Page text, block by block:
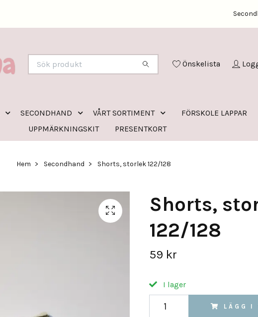
Önskelista
SECONDHAND VÅRT SORTIMENT FÖRSKOLE LAPPAR
UPPMÄRKNINGSKIT
PRESENTKORT
Hem Secondhand Shorts, storlek 122/128
Shorts,
122/128
59 kr
I lager
LÄGG I